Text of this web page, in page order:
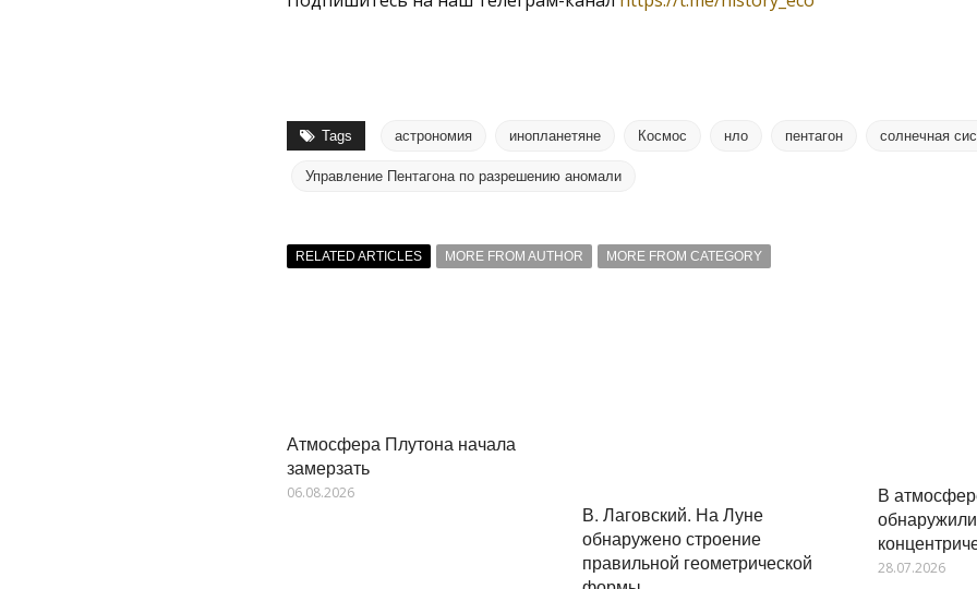
Tags астрономия инопланетяне Космос нло пентагон солнечная
Управление Пентагона по разрешению аномали
RELATED ARTICLES MORE FROM AUTHOR MORE FROM CATEGORY
Атмосфера Плутона начала
замерзать
06.08.2026
В. Лаговский. На Луне
обнаружено строение
правильной геометрической
В
обнаружили
28.07.2026